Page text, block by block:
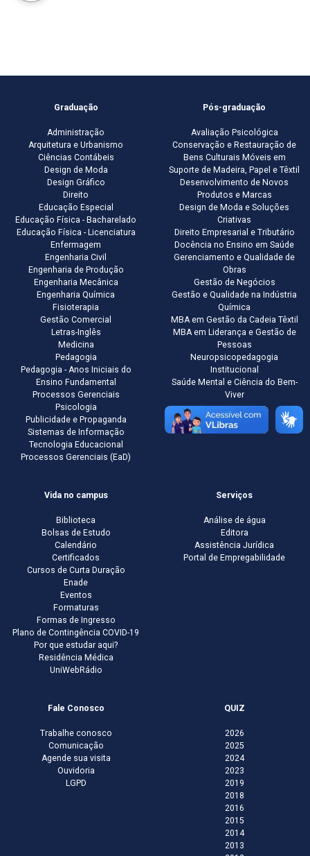
Graduação
Administração
Arquitetura e Urbanismo
Ciências Contábeis
Design de Moda
Design Gráfico
Direito
Educação Especial
Educação Física - Bacharelado
Educação Física - Licenciatura
Enfermagem
Engenharia Civil
Engenharia de Produção
Engenharia Mecânica
Engenharia Química
Fisioterapia
Gestão Comercial
Letras-Inglês
Medicina
Pedagogia
Pedagogia - Anos Iniciais do
Ensino Fundamental
Processos Gerenciais
Psicologia
Publicidade e Propaganda
Sistemas de Informação
Tecnologia Educacional
Processos Gerenciais (EaD)
Pós-graduação
Avaliação Psicológica
Conservação e Restauração de
Bens Culturais Móveis em
Suporte de Madeira, Papel e Têxtil
Desenvolvimento de Novos
Produtos e Marcas
Design de Moda e Soluções
Criativas
Direito Empresarial e Tributário
Docência no Ensino em Saúde
Gerenciamento e Qualidade de
Obras
Gestão de Negócios
Gestão e Qualidade na Indústria
Química
MBA em Gestão da Cadeia Têxtil
MBA em Liderança e Gestão de
Pessoas
Neuropsicopedagogia
Institucional
Saúde Mental e Ciência do Bem-
Viver
Vida no campus
Biblioteca
Bolsas de Estudo
Calendário
Certificados
Cursos de Curta Duração
Enade
Eventos
Formaturas
Formas de Ingresso
Plano de Contingência COVID-19
Por que estudar aqui?
Residência Médica
UniWebRádio
Serviços
Análise de água
Editora
Assistência Jurídica
Portal de Empregabilidade
Fale Conosco
Trabalhe conosco
Comunicação
Agende sua visita
Ouvidoria
LGPD
QUIZ
2026
2025
2024
2023
2019
2018
2016
2015
2014
2013